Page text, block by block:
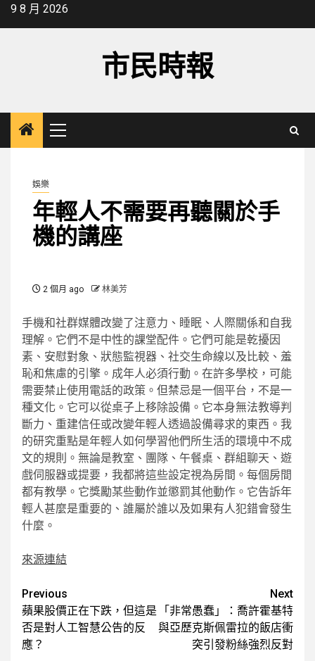
Skip9 8 月 2026
市民時報
Primary
Menu
娛樂
年輕人不需要再聽關於手
機的講座
2 個月 ago 林美芳
手機和社群媒體改變了注意力、睡眠、人際關係和自我
理解。它們不是中性的課堂配件。它們可能是乾擾因
素、安慰對象、狀態監視器、社交生命線以及比較、羞
恥和焦慮的引擎。成年人必須行動。在許多學校，可能
需要禁止使用電話的政策。但禁忌是一個平台，不是一
種文化。它可以從桌子上移除設備。它本身無法教導判
斷力、重建信任或改變年輕人透過設備尋求的東西。我
的研究重點是年輕人如何學習他們所生活的環境中不成
文的規則。無論是教室、團隊、午餐桌、群組聊天、遊
戲伺服器或提要，我都將這些設定視為房間。每個房間
都有教學。它獎勵某些動作並懲罰其他動作。它告訴年
輕人甚麼是重要的、誰屬於誰以及如果有人犯錯會發生
什麼。
來源連結
Post
navigation
Previous
蘋果股價正在下跌，但這是
否是對人工智慧公告的反
應？
Next
「非常愚蠢」：喬許霍基特
與亞歷克斯佩雷拉的飯店衝
突引發粉絲強烈反對